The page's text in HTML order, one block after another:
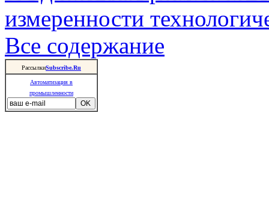
измеренности
Все содержание
РассылкиSubscribe.Ru
Автоматизация в
промышленности